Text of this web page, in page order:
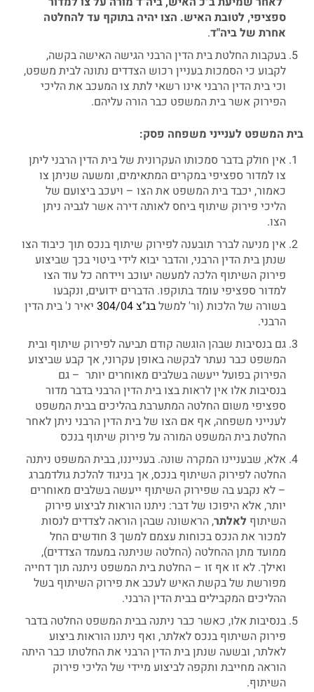
ספציפי, לטובת האיש. הצויהיה בתוקף עד להחלטה
אחרת שלביה"ד.
בעקבות החלטת בית הדין הרבני הגישה האישה בקשה,
לקבוע כי הסמכות בעניין רכוש הצדדים נתונה לבית משפט,
וכי בית הדין הרבני אינו רשאי לתת צו המעכב את הליכי
הפירוק אשר בית המשפט כבר הורה עליהם.
בית המשפט לענייני משפחה פסק:
אין חולק בדבר סמכותו העקרונית של בית הדין הרבני ליתן
צו למדור ספציפי במקרים המתאימים, ומשעה שניתן צו
כאמור, יכבד בית המשפט את הצו – ויעכב ביצועם של
הליכי פירוק שיתוף ביחס לאותה דירה אשר לגביה ניתן
הצו.
אין מניעה לברר תובענה לפירוק שיתוף בנכס תוך כיבוד הצו
שנתן בית הדין הרבני, והדבר יבוא לידי ביטוי בכך שביצוע
פירוק השיתוף הלכה למעשה יעוכב ויידחה כל עוד הצו
למדור ספציפי עומד בתוקפו. הדברים ידועים, ונקבעו
בשורה של הלכות (ור' למשלבג"צ 304/04
יאיר נ' בית הדין
הרבני.
גם בנסיבות שבהן הוגשה קודם תביעה לפירוק שיתוף ובית
המשפט כבר נעתר לבקשה באופן עקרוני, אך קבע שביצוע
הפירוק בפועל ייעשה בשלבים מאוחרים יותר – גם
בנסיבות אלו אין לראות בצו בית הדין הרבני בדבר מדור
ספציפי משום החלטה המתערבת בהליכים בבית המשפט
לענייני משפחה, אף אם הצו של בית הדין הרבני ניתן לאחר
החלטת בית המשפט המורה על פירוק שיתוף בנכס
אלא, שבעניינו המקרה שונה. בענייננו, בבית המשפט ניתנה
החלטה לפירוק השיתוף בנכס, אך בניגוד להלכת גולדמברג
– לא נקבע בה שפירוק השיתוף ייעשה בשלבים מאוחרים
יותר, אלא היפוכו של דבר: ניתנו הוראות לביצוע פירוק
השיתוף לאלתר, הראשונה שבהן הוראה לצדדים לנסות
למכור את הנכס בכוחות עצמם למשך 3 חודשים החל
ממועד מתן ההחלטה (החלטה שניתנה במעמד הצדדים),
ואילך. לא זו אף זו – החלטת בית המשפט ניתנה תוך דחייה
מפורשת של בקשת האיש לעכב את פירוק השיתוף בשל
ההליכים המקבילים בבית הדין הרבני.
בנסיבות אלו, כאשר כבר ניתנה בבית המשפט החלטה בדבר
פירוק השיתוף בנכס לאלתר, ואף ניתנו הוראות ביצוע
לאלתר, ובשעה שנתן בית הדין הרבני את החלטתו כבר היתה
הוראה מחייבת ותקפה לביצוע מיידי של הליכי פירוק
השיתוף.